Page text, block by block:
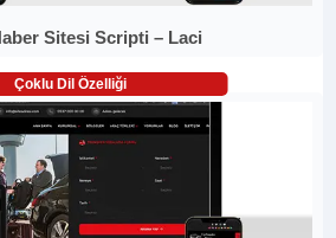
Sitesi Scripti – Laci
Çoklu Dil Özelliği